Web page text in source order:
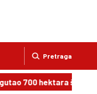
Pretraga
hektara šume!